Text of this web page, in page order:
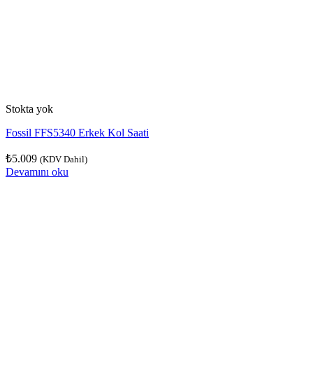
Stokta yok
Fossil FFS5340 Erkek Kol Saati
₺5.009 (KDV Dahil)
Devamını oku